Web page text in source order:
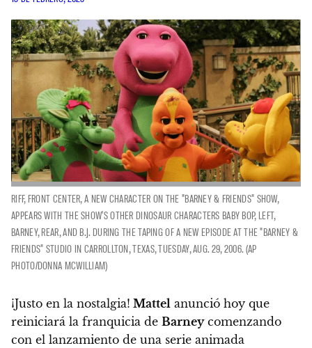
RIFF, FRONT CENTER, A NEW CHARACTER ON THE "BARNEY & FRIENDS" SHOW,
APPEARS WITH THE SHOW'S OTHER DINOSAUR CHARACTERS BABY BOP, LEFT,
BARNEY, REAR, AND B.J. DURING THE TAPING OF A NEW EPISODE AT THE "BARNEY &
FRIENDS" STUDIO IN CARROLLTON, TEXAS, TUESDAY, AUG. 29, 2006. (AP
PHOTO/DONNA MCWILLIAM)
¡Justo en la nostalgia! Mattel anunció hoy que
reiniciará la franquicia de Barneycomenzando
con el lanzamiento de una serie animada